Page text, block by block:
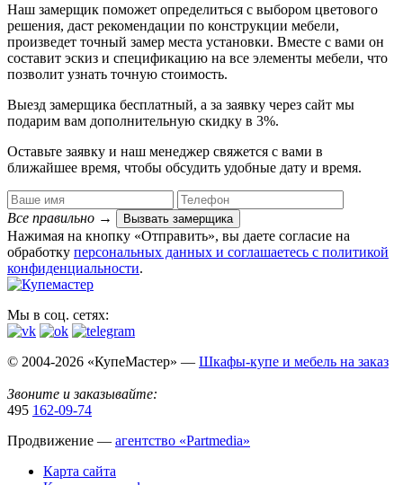
Наш замерщик поможет определиться с выбором цветового
решения, даст рекомендации по конструкции мебели,
произведет точный замер места установки. Вместе с вами он
составит эскиз и спецификацию на все элементы мебели, что
позволит узнать точную стоимость.
Выезд замерщика бесплатный, а за заявку через сайт мы
подарим вам дополнительную скидку в 3%.
Оставьте заявку и наш менеджер свяжется с вами в
ближайшее время, чтобы обсудить удобные дату и время.
Все правильно → Вызвать замерщика
Нажимая на кнопку «Отправить», вы даете согласие на
обработку персональных данных​ и соглашаетесь c политикой
конфиденциальности.
Мы в соц. сетях:
© 2004-2026 «КупеМастер» — Шкафы-купе и мебель на заказ
Звоните и заказывайте:
495 162-09-74
Продвижение — агентство «Partmedia»
Карта сайта